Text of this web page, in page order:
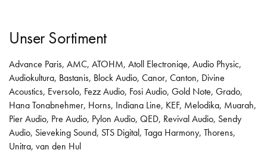
Unser Sortiment
Advance Paris, AMC, ATOHM, Atoll Electroniqe, Audio Physic,
Audiokultura, Bastanis, Block Audio, Canor, Canton, Divine
Acoustics, Eversolo, Fezz Audio, Fosi Audio, Gold Note, Grado,
Hana Tonabnehmer, Horns, Indiana Line, KEF, Melodika, Muarah,
Pier Audio, Pre Audio, Pylon Audio, QED, Revival Audio, Sendy
Audio, Sieveking Sound, STS Digital, Taga Harmony, Thorens,
Unitra, van den Hul